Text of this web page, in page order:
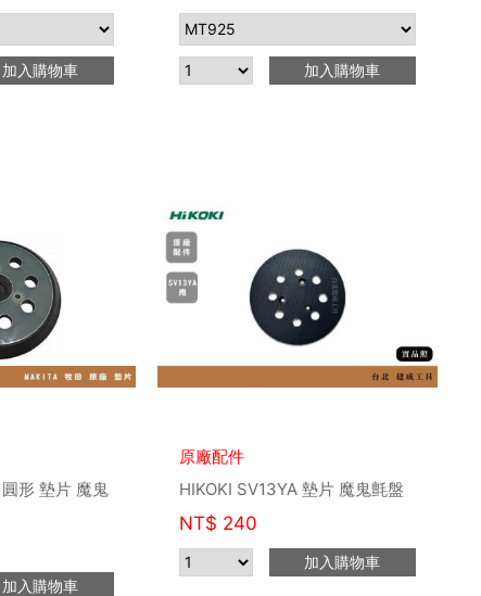
加入購物車 加入購物車
形 墊片 魔鬼
加入購物車
原廠配件
HIKOKI SV13YA 墊片 魔鬼氈盤
NT$ 240
加入購物車